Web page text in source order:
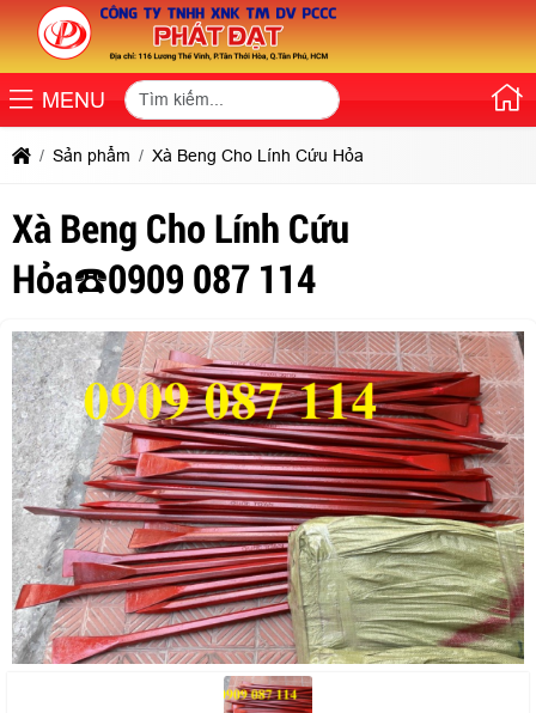
MENU
Sản phẩm Xà Beng Cho Lính Cứu Hỏa
Xà Beng Cho Lính Cứu
Hỏa☎️0909 087 114